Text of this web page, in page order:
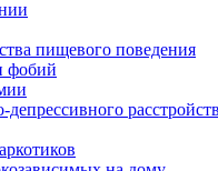
пищевого поведения
фобий